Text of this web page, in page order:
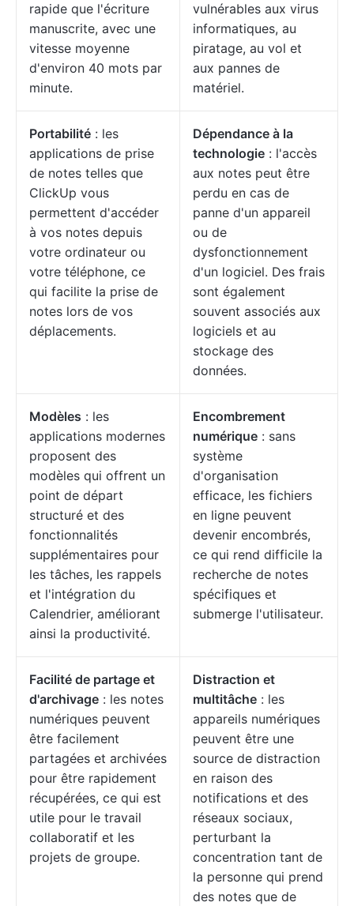
rapide que l'écriture
manuscrite, avec une
vitesse moyenne
d'environ 40 mots par
minute.
vulnérables aux virus
informatiques, au
piratage, au vol et
aux pannes de
matériel.
Portabilité : les
applications de prise
de notes telles que
ClickUp vous
permettent d'accéder
à vos notes depuis
votre ordinateur ou
votre téléphone, ce
qui facilite la prise de
notes lors de vos
déplacements.
Dépendance à la
technologie : l'accès
aux notes peut être
perdu en cas de
panne d'un appareil
ou de
dysfonctionnement
d'un logiciel. Des frais
sont également
souvent associés aux
logiciels et au
stockage des
données.
Modèles : les
applications modernes
proposent des
modèles qui offrent un
point de départ
structuré et des
fonctionnalités
supplémentaires pour
les tâches, les rappels
et l'intégration du
Calendrier, améliorant
ainsi la productivité.
Encombrement
numérique : sans
système
d'organisation
efficace, les fichiers
en ligne peuvent
devenir encombrés,
ce qui rend difficile la
recherche de notes
spécifiques et
submerge l'utilisateur.
Facilité de partage et
d'archivage : les notes
numériques peuvent
être facilement
partagées et archivées
pour être rapidement
récupérées, ce qui est
utile pour le travail
collaboratif et les
projets de groupe.
Distraction et
multitâche : les
appareils numériques
peuvent être une
source de distraction
en raison des
notifications et des
réseaux sociaux,
perturbant la
concentration tant de
la personne qui prend
des notes que de